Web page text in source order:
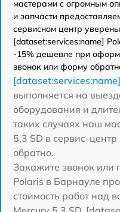
мастерами с огромным
и запчасти
сервисном центр
[dataset:services:name]
-15% дешевле при
звонок или форму
выполняется на
оборудования и
таких случаях наш
5,3 SD в сервис-
обратно.
Закажите звонок или
Polaris в Барнауле
стоимость работ над